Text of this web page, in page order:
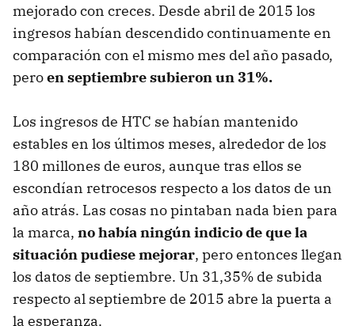
mejorado con creces. Desde abril de 2015 los
ingresos habían descendido continuamente en
comparación con el mismo mes del año pasado,
peroen septiembre subieron un 31%.
Los ingresos de HTC se habían mantenido
estables en los últimos meses, alrededor de los
180 millones de euros, aunque tras ellos se
escondían retrocesos respecto a los datos de un
año atrás. Las cosas no pintaban nada bien para
la marca, no había ningún indicio de que la
situación pudiese mejorar, pero entonces llegan
los datos de septiembre. Un 31,35% de subida
respecto al septiembre de 2015 abre la puerta a
la esperanza.